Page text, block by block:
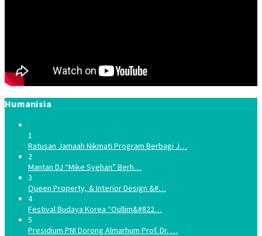
Humanisia
1
Ratusan Jamaah Nikmati Program Berbagi J…
2
Mantan DJ “Mike Syehan” Berh…
3
Queen Property, & Interior Design &#…
4
Festival Budaya Korea “Oullim&#822…
5
Presidium PNI Dorong Almarhum Prof. Dr. …